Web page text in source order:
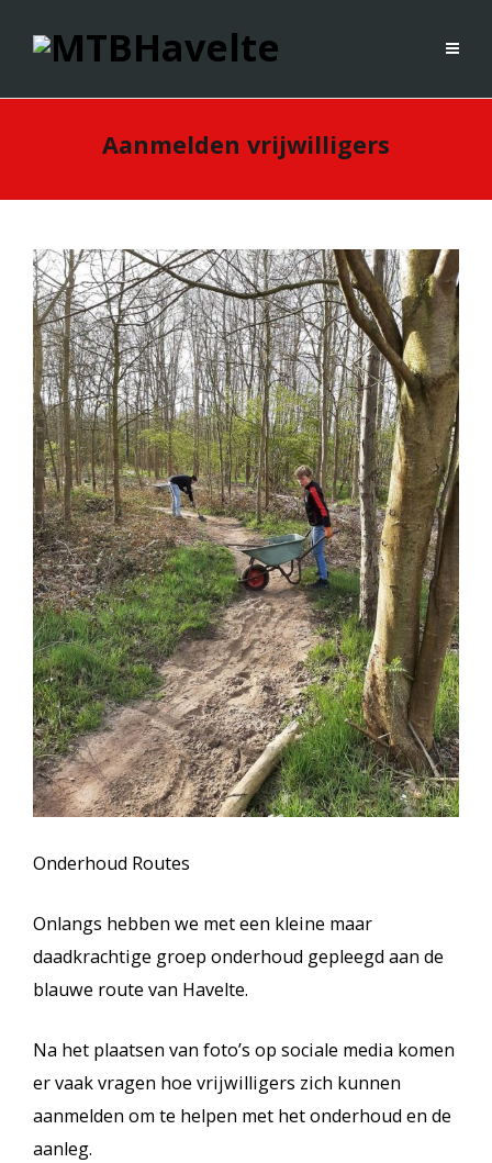
Aanmelden vrijwilligers
Onderhoud Routes
Onlangs hebben we met een kleine maar
daadkrachtige groep onderhoud gepleegd aan de
blauwe route van Havelte.
Na het plaatsen van foto’s op sociale media komen
er vaak vragen hoe vrijwilligers zich kunnen
aanmelden om te helpen met het onderhoud en de
aanleg.